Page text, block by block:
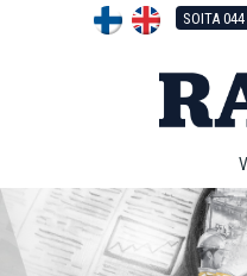
SOITA